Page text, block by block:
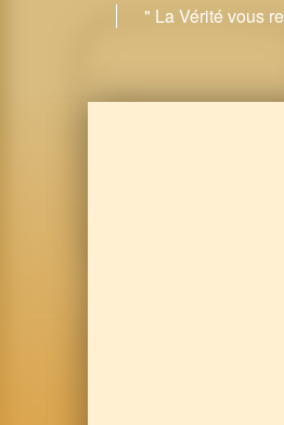
" La Vérité vous